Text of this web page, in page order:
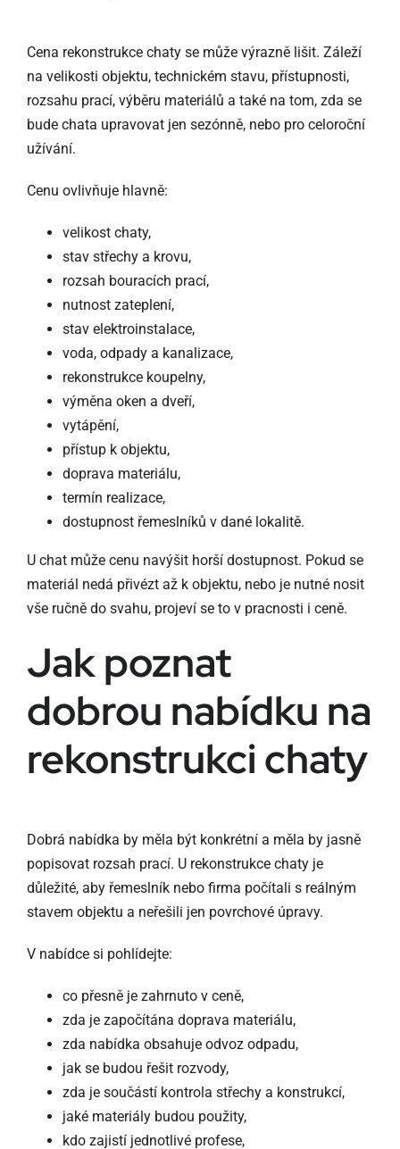
Cena rekonstrukce chaty se může výrazně lišit. Záleží
na velikosti objektu, technickém stavu, přístupnosti,
rozsahu prací, výběru materiálů a také na tom, zda se
bude chata upravovat jen sezónně, nebo pro celoroční
užívání.
Cenu ovlivňuje hlavně:
velikost chaty,
stav střechy a krovu,
rozsah bouracích prací,
nutnost zateplení,
stav elektroinstalace,
voda, odpady a kanalizace,
rekonstrukce koupelny,
výměna oken a dveří,
vytápění,
přístup k objektu,
doprava materiálu,
termín realizace,
dostupnost řemeslníků v dané lokalitě.
U chat může cenu navýšit horší dostupnost. Pokud se
materiál nedá přivézt až k objektu, nebo je nutné nosit
vše ručně do svahu, projeví se to v pracnosti i ceně.
Jak poznat
dobrou nabídku na
rekonstrukci chaty
Dobrá nabídka by měla být konkrétní a měla by jasně
popisovat rozsah prací. U rekonstrukce chaty je
důležité, aby řemeslník nebo firma počítali s reálným
stavem objektu a neřešili jen povrchové úpravy.
V nabídce si pohlídejte:
co přesně je zahrnuto v ceně,
zda je započítána doprava materiálu,
zda nabídka obsahuje odvoz odpadu,
jak se budou řešit rozvody,
zda je součástí kontrola střechy a konstrukcí,
jaké materiály budou použity,
kdo zajistí jednotlivé profese,